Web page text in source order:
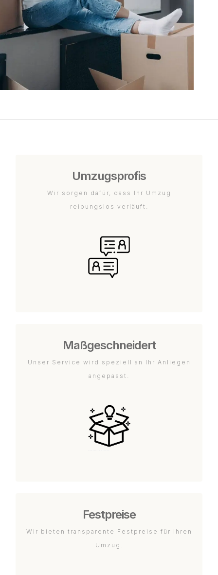
Umzugsprofis
Wir sorgen dafür, dass Ihr Umzug
reibungslos verläuft.
Maßgeschneidert
Unser Service wird speziell an Ihr Anliegen
angepasst.
Festpreise
Wir bieten transparente Festpreise für Ihren
Umzug.